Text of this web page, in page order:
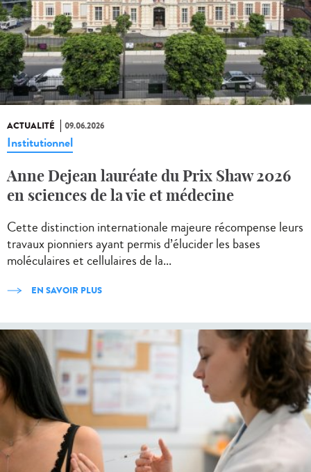
ACTUALITÉ 09.06.2026
Institutionnel
Anne Dejean lauréate du Prix Shaw 2026
en sciences de la vie et médecine
Cette distinction internationale majeure récompense leurs
travaux pionniers ayant permis d’élucider les bases
moléculaires et cellulaires de la...
EN SAVOIR PLUS